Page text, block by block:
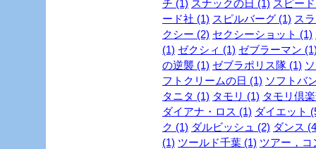
チ (1) スナックの日 (1) スピー
ード社 (1) スピルバーグ (1) ス
クシー (2) セクシーショット (1)
(1) ゼクシィ (1) ゼブラーマン
の逆襲 (1) ゼブラポリス隊 (1)
フトクリームの日 (1) ソフトバ
タニタ (1) タモリ (1) タモリ倶
ダイアナ・ロス (1) ダイエット
ク (1) ダルビッシュ (2) ダンス
(1) ツールド千葉 (1) ツアー，コ